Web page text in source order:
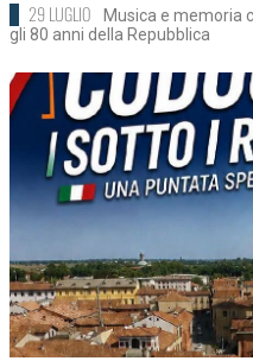
29 LUGLIO
Musica e memoria
gli 80 anni della Repubblica